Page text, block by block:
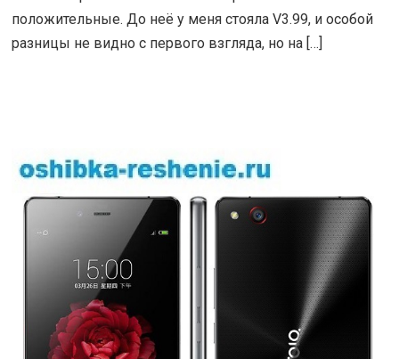
положительные. До неё у меня стояла V3.99, и особой
разницы не видно с первого взгляда, но на […]